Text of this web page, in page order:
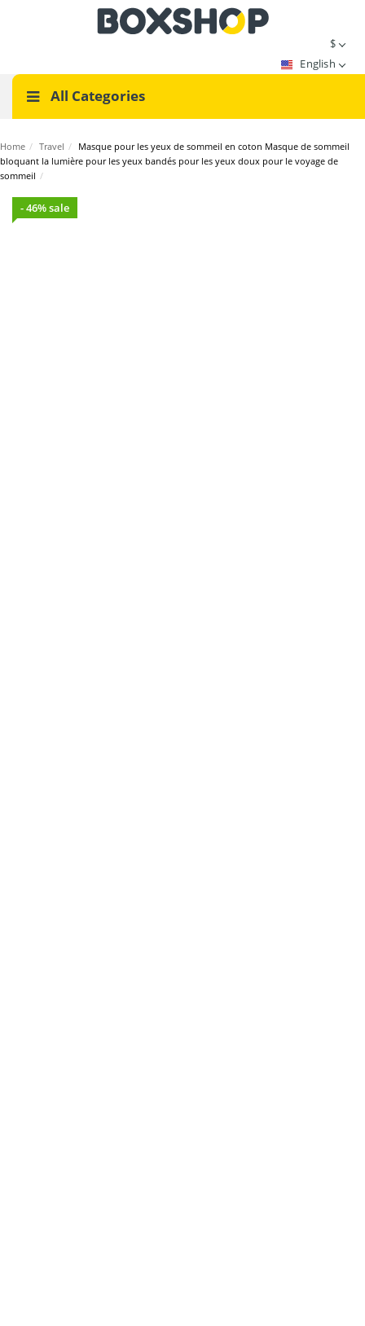
$
English
All Categories
Home / Travel / Masque pour les yeux de sommeil en coton Masque de sommeil
bloquant la lumière pour les yeux bandés pour les yeux doux pour le voyage de
sommeil /
- 46% sale